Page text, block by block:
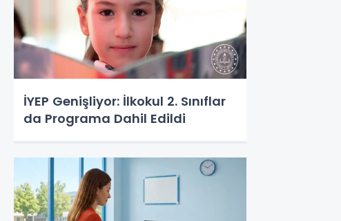
İYEP Genişliyor: İlkokul 2. Sınıflar
da Programa Dahil Edildi